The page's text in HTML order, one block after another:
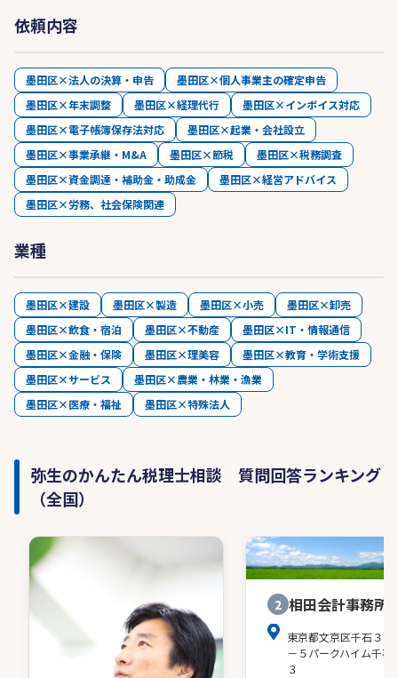
依頼内容
墨田区×法人の決算・申告
墨田区×個人事業主の確定申告
墨田区×年末調整
墨田区×経理代行
墨田区×インボイス対応
墨田区×電子帳簿保存法対応
墨田区×起業・会社設立
墨田区×事業承継・M&A
墨田区×節税
墨田区×税務調査
墨田区×資金調達・補助金・助成金
墨田区×経営アドバイス
墨田区×労務、社会保険関連
業種
墨田区×建設 墨田区×製造 墨田区×小売
墨田区×卸売
墨田区×飲食・宿泊
墨田区×不動産
墨田区×IT・情報通信
墨田区×金融・保険
墨田区×理美容
墨田区×教育・学術支援
墨田区×サービス
墨田区×農業・林業・漁業
墨田区×医療・福祉
墨田区×特殊法人
弥生のかんたん税理士相談 質問回答ランキング
（全国）
2 相田会計事務所
東京都文京区千石３－
－５パークハイム千石
３